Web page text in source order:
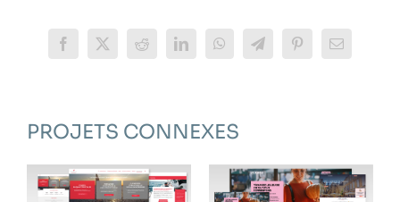
Facebook
X Reddit LinkedInWhatsAppTelegramPinterestEmail
PROJETS CONNEXES